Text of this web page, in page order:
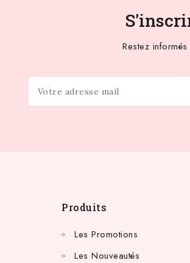
Restez
Produits
Les Promotions
Les Nouveautés